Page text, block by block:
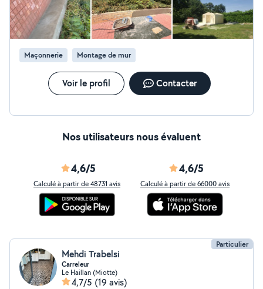
Maçonnerie Montage de mur
Voir le profil Contacter
Nos utilisateurs nous évaluent
4,6/5
Calculé à partir de 48731 avis
4,6/5
Calculé à partir de 66000 avis
Particulier
Mehdi Trabelsi
Carreleur
Le Haillan (Miotte)
4,7/5 (19 avis)